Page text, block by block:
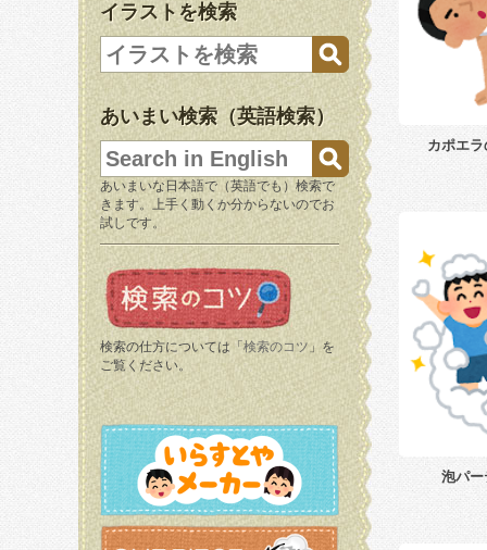
イラストを検索
あいまい検索（英語検索）
あいまいな日本語で（英語でも）検索で
きます。上手く動くか分からないのでお
試しです。
検索の仕方については「 検索のコツ 」を
ご覧ください。
カポエ
泡パー